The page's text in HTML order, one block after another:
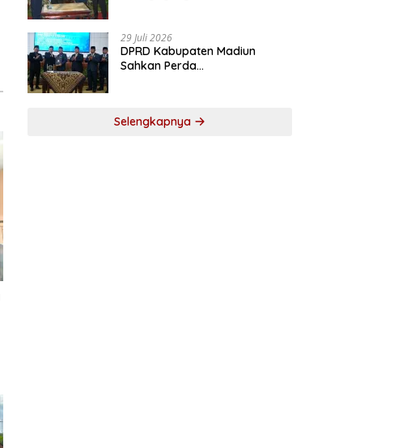
29 Juli 2026
DPRD Kabupaten Madiun
Sahkan Perda
Selengkapnya